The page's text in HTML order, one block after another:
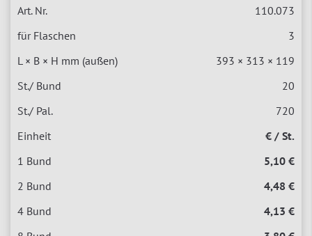
110.073
3
393 × 313 × 119
20
720
€ / St.
5,10 €
4,48 €
4,13 €